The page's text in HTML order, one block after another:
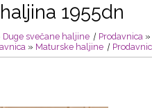
1955dn
Duge svečane haljine | Prodavnica »
» Maturske haljine |